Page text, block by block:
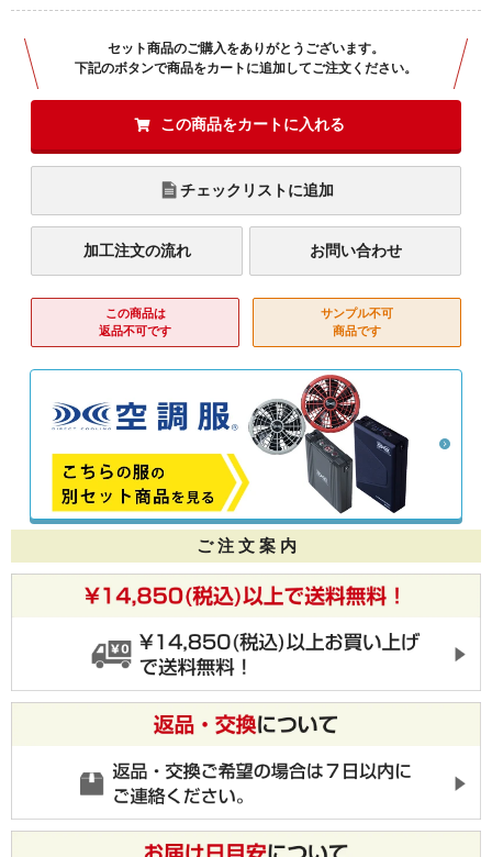
セット商品のご購入をありがとうございます。
下記のボタンで商品をカートに追加してご注文ください。
この商品をカートに入れる
チェックリストに追加
加工注文の流れ お問い合わせ
この商品は
返品不可です
サンプル不可
商品です
ご 注 文 案 内